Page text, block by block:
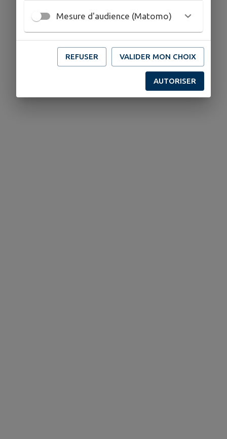
Mesure d'audience (Matomo)
REFUSER VALIDER MON CHOIX
AUTORISER